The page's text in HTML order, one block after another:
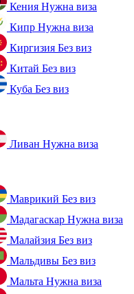
Кения Нужна виза
Кипр Нужна виза
Киргизия Без виз
Китай Без виз
Куба Без виз
Ливан Нужна виза
Маврикий Без виз
Мадагаскар Нужна виза
Малайзия Без виз
Мальдивы Без виз
Мальта Нужна виза